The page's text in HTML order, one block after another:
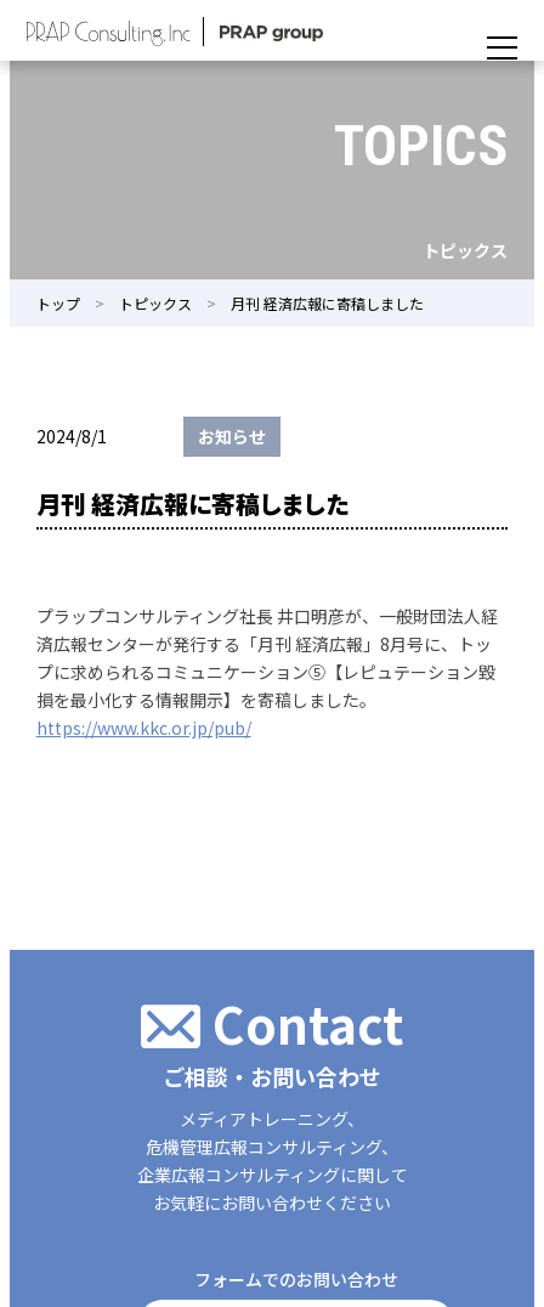
TOPICS
トピックス
トップ トピックス 月刊 経済広報に寄稿しました
2024/8/1 お知らせ
月刊 経済広報に寄稿しました
プラップコンサルティング社長 井口明彦が、一般財団法人経
済広報センターが発行する「月刊 経済広報」8月号に、トッ
プに求められるコミュニケーション⑤【レピュテーション毀
損を最小化する情報開示】を寄稿しました。
https://www.kkc.or.jp/pub/
Contact
ご相談・お問い合わせ
メディアトレーニング、
危機管理広報コンサルティング、
企業広報コンサルティングに関して
お気軽にお問い合わせください
フォームでのお問い合わせ